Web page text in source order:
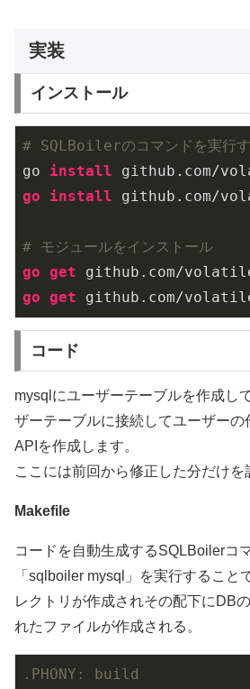
実装
インストール
# SQLBoilerのコマンドを実行す
go install
go
install github.com/
# モジュールをインストール
go get
go get github.com/
コード
mysqlにユーザーテーブルを作成し
ザーテーブルに接続してユーザーの
APIを作成します。
ここには前回から修正した分だけを
Makefile
コードを自動生成するSQLBoilerコ
「sqlboiler mysql」を実行すること
レクトリが作成されその配下にDB
れたファイルが作成される。
.PHONY : build